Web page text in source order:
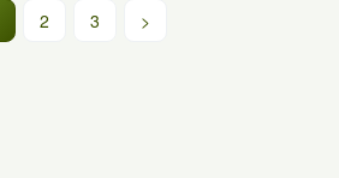
(current)
2 3 >